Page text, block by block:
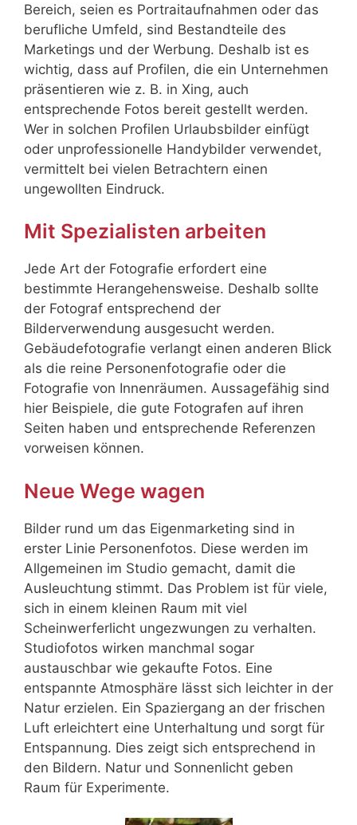
Bereich, seien es Portraitaufnahmen oder das
berufliche Umfeld, sind Bestandteile des
Marketings und der Werbung. Deshalb ist es
wichtig, dass auf Profilen, die ein Unternehmen
präsentieren wie z. B. in Xing, auch
entsprechende Fotos bereit gestellt werden.
Wer in solchen Profilen Urlaubsbilder einfügt
oder unprofessionelle Handybilder verwendet,
vermittelt bei vielen Betrachtern einen
ungewollten Eindruck.
Mit Spezialisten arbeiten
Jede Art der Fotografie erfordert eine
bestimmte Herangehensweise. Deshalb sollte
der Fotograf entsprechend der
Bilderverwendung ausgesucht werden.
Gebäudefotografie verlangt einen anderen Blick
als die reine Personenfotografie oder die
Fotografie von Innenräumen. Aussagefähig sind
hier Beispiele, die gute Fotografen auf ihren
Seiten haben und entsprechende Referenzen
vorweisen können.
Neue Wege wagen
Bilder rund um das Eigenmarketing sind in
erster Linie Personenfotos. Diese werden im
Allgemeinen im Studio gemacht, damit die
Ausleuchtung stimmt. Das Problem ist für viele,
sich in einem kleinen Raum mit viel
Scheinwerferlicht ungezwungen zu verhalten.
Studiofotos wirken manchmal sogar
austauschbar wie gekaufte Fotos. Eine
entspannte Atmosphäre lässt sich leichter in der
Natur erzielen. Ein Spaziergang an der frischen
Luft erleichtert eine Unterhaltung und sorgt für
Entspannung. Dies zeigt sich entsprechend in
den Bildern. Natur und Sonnenlicht geben
Raum für Experimente.